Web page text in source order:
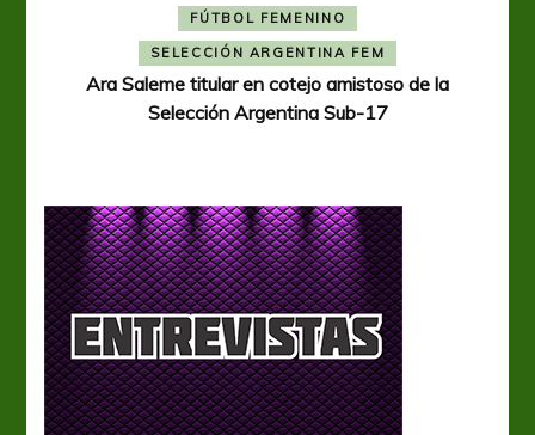
FÚTBOL FEMENINO
SELECCIÓN ARGENTINA FEM
Ara Saleme titular en cotejo amistoso de la
Selección Argentina Sub-17